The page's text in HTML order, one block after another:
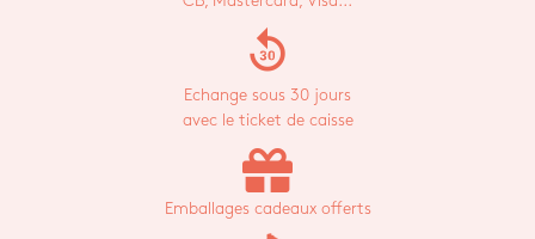
replay_30
Echange sous 30 jours
avec le ticket de caisse
Emballages cadeaux offerts